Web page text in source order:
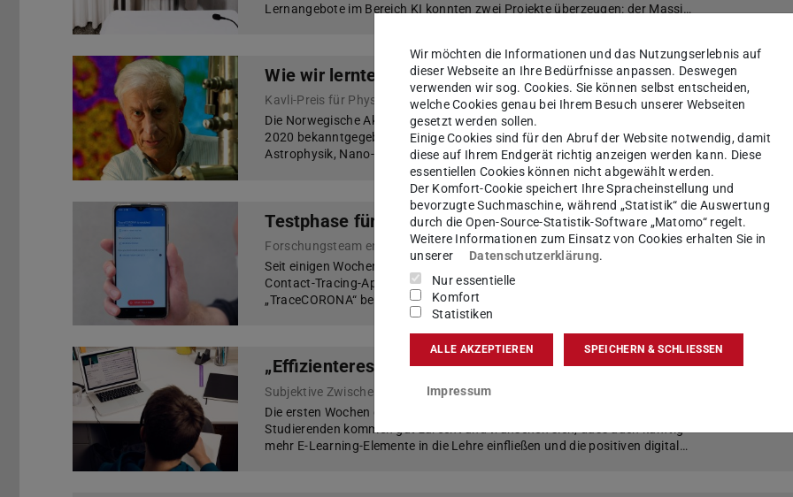
Lernangebote im Bereich KI konnten zwei Projekte überzeugen: der Massi…
Wie wir lernten, Atome präzise zu sehen
Kavli-Preis für Physik-Professor Harald Rose und langjährige Forschungskollegen
Die Norwegische Akademie der Wissenschaften hat die Kavli-Preisträger
2020 bekanntgegeben, die für bahnbrechende Entdeckungen in
Astrophysik, Nano- und Neurowissenschaften geehrt werden. Den hochre…
Testphase für Contact-Tracing-App beginnt
Forschungsteam entwickelt Anwendung ohne Preisgabe persönlicher Daten
Seit einigen Wochen arbeitet ein Forschungsteam an einer anonymen
Contact-Tracing-App mit einer sicheren Informationsplattform: Nun ist
„TraceCORONA“ bereit für den Beta-Test.
„Effizienteres Lernen“
Subjektive Zwischenbilanz: So erleben Studierende derzeit die Lehre
Die ersten Wochen des digitalen Semesters zeigen: Die meisten
Studierenden kommen gut zurecht und wünschen sich, dass auch künftig
mehr E-Learning-Elemente in die Lehre einfließen und die positiven digital…
Wir möchten die Informationen und das Nutzungserlebnis auf
dieser Webseite an Ihre Bedürfnisse anpassen. Deswegen
verwenden wir sog. Cookies. Sie können selbst entscheiden,
welche Cookies genau bei Ihrem Besuch unserer Webseiten
gesetzt werden sollen.
Einige Cookies sind für den Abruf der Website notwendig, damit
diese auf Ihrem Endgerät richtig anzeigen werden kann. Diese
essentiellen Cookies können nicht abgewählt werden.
Der Komfort-Cookie speichert Ihre Spracheinstellung und
bevorzugte Suchmaschine, während „Statistik“ die Auswertung
durch die Open-Source-Statistik-Software „Matomo“ regelt.
Weitere Informationen zum Einsatz von Cookies erhalten Sie in
unserer
Datenschutzerklärung.
Nur essentielle
Komfort
Statistiken
ALLE AKZEPTIEREN SPEICHERN & SCHLIESSEN
Impressum